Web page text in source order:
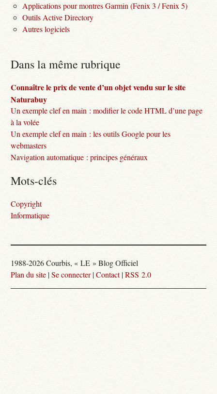
Applications pour montres Garmin (Fenix 3 / Fenix 5)
Outils Active Directory
Autres logiciels
Dans la même rubrique
Connaître le prix de vente d’un objet vendu sur le site
Naturabuy
Un exemple clef en main : modifier le code HTML d’une page
à la volée
Un exemple clef en main : les outils Google pour les
webmasters
Navigation automatique : principes généraux
Mots-clés
Copyright
Informatique
1988-2026 Courbis, « LE » Blog Officiel
Plan du site |Se connecter|Contact|RSS 2.0